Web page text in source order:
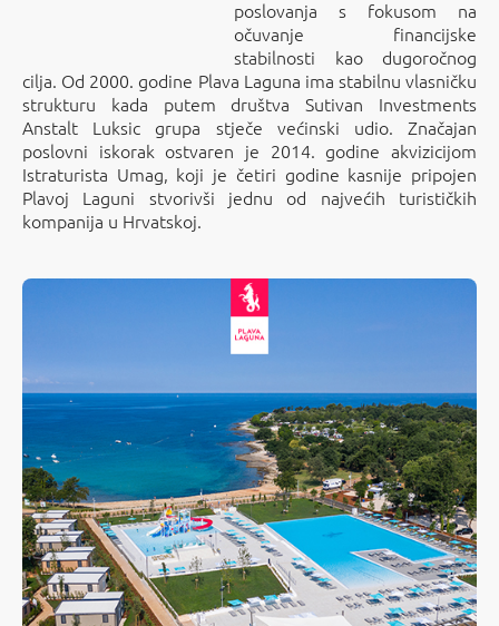
poslovanja s fokusom na
očuvanje financijske
stabilnosti kao dugoročnog
cilja. Od 2000. godine Plava Laguna ima stabilnu vlasničku
strukturu kada putem društva Sutivan Investments
Anstalt Luksic grupa stječe većinski udio. Značajan
poslovni iskorak ostvaren je 2014. godine akvizicijom
Istraturista Umag, koji je četiri godine kasnije pripojen
Plavoj Laguni stvorivši jednu od najvećih turističkih
kompanija u Hrvatskoj.